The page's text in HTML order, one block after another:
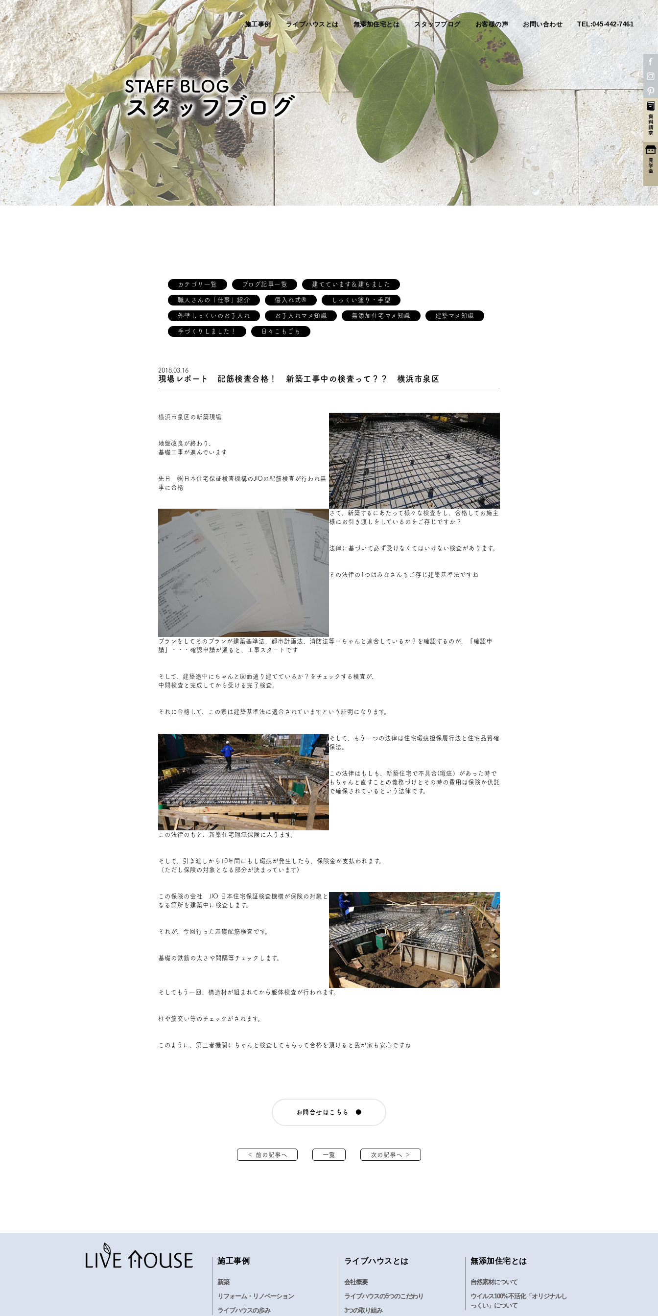
施工事例 ライブハウスとは 無添加住宅とは スタッフブログ お客様の声 お問い合わせ TEL:045-442-7461
STAFF BLOG
スタッフブログ
カテゴリ一覧 ブログ記事一覧 建てています＆建ちました
職人さんの「仕事」紹介 傷入れ式® しっくい塗り・手型
外壁しっくいのお手入れ お手入れマメ知識 無添加住宅マメ知識 建築マメ知識
手づくりしました！ 日々こもごも
2018.03.16
現場レポート 配筋検査合格！ 新築工事中の検査って？？ 横浜市泉区
横浜市泉区の新築現場
地盤改良が終わり、
基礎工事が進んでいます
先日 ㈱日本住宅保証検査機構のJIOの配筋検査が行われ無
事に合格
さて、新築するにあたって様々な検査をし、合格してお施主
様にお引き渡しをしているのをご存じですか？
法律に基づいて必ず受けなくてはいけない検査があります。
その法律の1つはみなさんもご存じ建築基準法ですね
プランをしてそのプランが建築基準法、都市計画法、消防法等‥ちゃんと適合しているか？を確認するのが、『確認申
請』・・・確認申請が通ると、工事スタートです
そして、建築途中にちゃんと図面通り建てているか？をチェックする検査が、
中間検査と完成してから受ける完了検査。
それに合格して、この家は建築基準法に適合されています という証明になります。
そして、もう一つの法律は住宅瑕疵担保履行法と住宅品質確
保法。
この法律はもしも、新築住宅で不具合(瑕疵）があった時で
もちゃんと直すことの義務づけとその時の費用は保険か供託
で確保されているという法律です。
この法律のもと、新築住宅瑕疵保険に入ります。
そして、引き渡しから10年間にもし瑕疵が発生したら、保険金が支払われます。
（ただし保険の対象となる部分が決まっています)
この保険の会社 JIO 日本住宅保証検査機構が保険の対象と
なる箇所を建築中に検査します。
それが、今回行った基礎配筋検査です。
基礎の鉄筋の太さや間隔等チェックします。
そしてもう一回、構造材が組まれてから躯体検査が行われます。
柱や筋交い等のチェックがされます。
このように、第三者機関にちゃんと検査してもらって合格を頂けると我が家も安心ですね
お問合せはこちら ●
＜ 前の記事へ 一覧 次の記事へ ＞
施工事例
新築
リフォーム・リノベーション
ライブハウスの歩み
ライブハウスとは
会社概要
ライブハウスの5つのこだわり
3つの取り組み
無添加住宅とは
自然素材について
ウイルス100%不活化「オリジナルし
っくい」について